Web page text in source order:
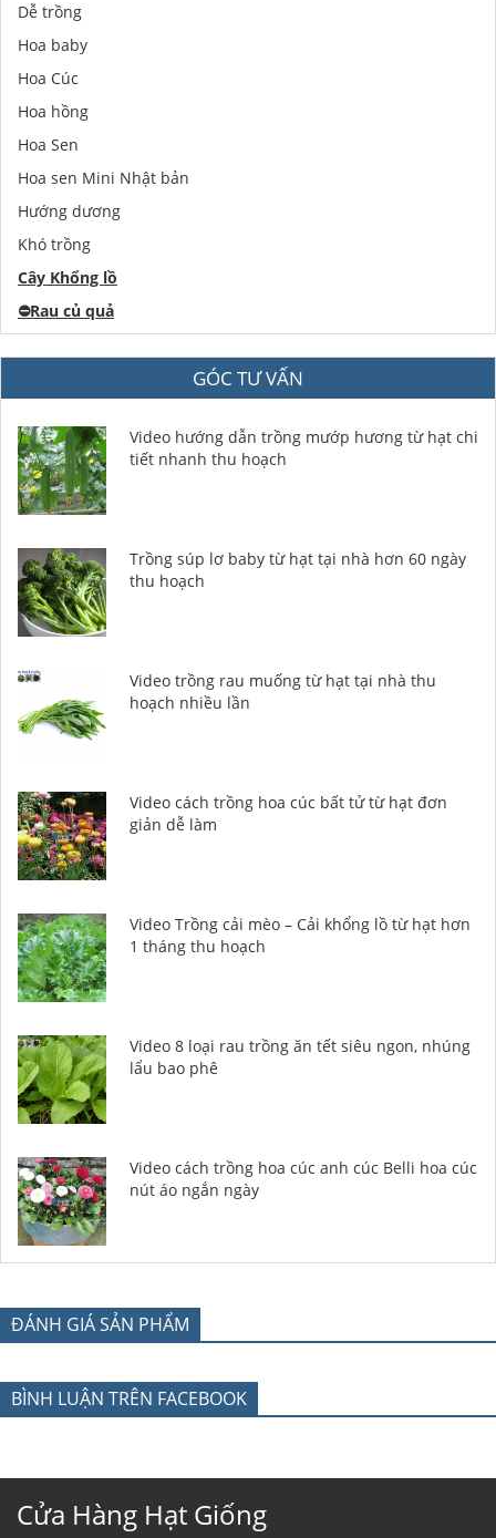
Dễ trồng
Hoa baby
Hoa Cúc
Hoa hồng
Hoa Sen
Hoa sen Mini Nhật bản
Hướng dương
Khó trồng
Cây Khổng lồ
⛔️Rau củ quả
GÓC TƯ VẤN
Video hướng dẫn trồng mướp hương từ hạt chi
tiết nhanh thu hoạch
Trồng súp lơ baby từ hạt tại nhà hơn 60 ngày
thu hoạch
Video trồng rau muống từ hạt tại nhà thu
hoạch nhiều lần
Video cách trồng hoa cúc bất tử từ hạt đơn
giản dễ làm
Video Trồng cải mèo – Cải khổng lồ từ hạt hơn
1 tháng thu hoạch
Video 8 loại rau trồng ăn tết siêu ngon, nhúng
lẩu bao phê
Video cách trồng hoa cúc anh cúc Belli hoa cúc
nút áo ngắn ngày
ĐÁNH GIÁ SẢN PHẨM
BÌNH LUẬN TRÊN FACEBOOK
Cửa Hàng Hạt Giống